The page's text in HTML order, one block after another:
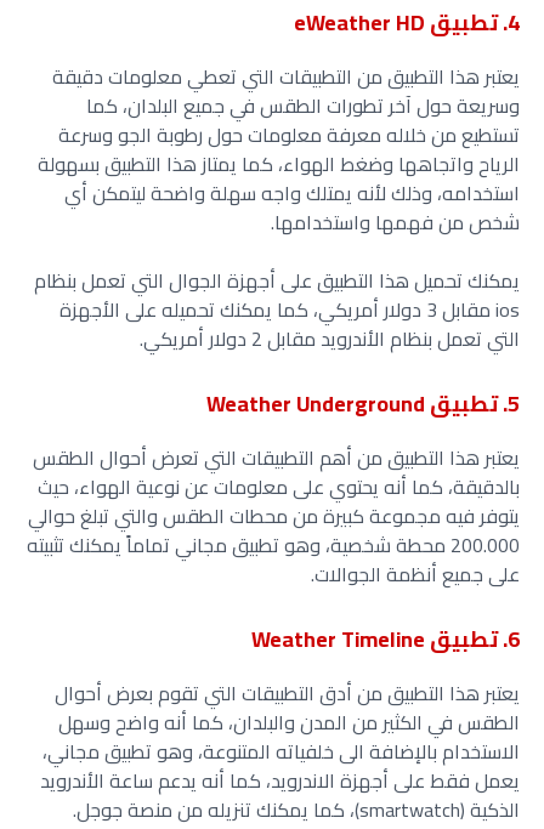
4. تطبيق eWeather HD
يعتبر هذا التطبيق من التطبيقات التي تعطي معلومات دقيقة
وسريعة حول آخر تطورات الطقس في جميع البلدان، كما
تستطيع من خلاله معرفة معلومات حول رطوبة الجو وسرعة
الرياح واتجاهها وضغط الهواء، كما يمتاز هذا التطبيق بسهولة
استخدامه، وذلك لأنه يمتلك واجه سهلة واضحة ليتمكن أي
شخص من فهمها واستخدامها.
يمكنك تحميل هذا التطبيق على أجهزة الجوال التي تعمل بنظام
ios مقابل 3 دولار أمريكي، كما يمكنك تحميله على الأجهزة
التي تعمل بنظام الأندرويد مقابل 2 دولار أمريكي.
5. تطبيق Weather Underground
يعتبر هذا التطبيق من أهم التطبيقات التي تعرض أحوال الطقس
بالدقيقة، كما أنه يحتوي على معلومات عن نوعية الهواء، حيث
يتوفر فيه مجموعة كبيرة من محطات الطقس والتي تبلغ حوالي
200.000 محطة شخصية، وهو تطبيق مجاني تماماً يمكنك تثبيته
على جميع أنظمة الجوالات.
6. تطبيق Weather Timeline
يعتبر هذا التطبيق من أدق التطبيقات التي تقوم بعرض أحوال
الطقس في الكثير من المدن والبلدان، كما أنه واضح وسهل
الاستخدام بالإضافة الى خلفياته المتنوعة، وهو تطبيق مجاني،
يعمل فقط على أجهزة الاندرويد، كما أنه يدعم ساعة الأندرويد
الذكية (smartwatch)، كما يمكنك تنزيله من منصة جوجل.